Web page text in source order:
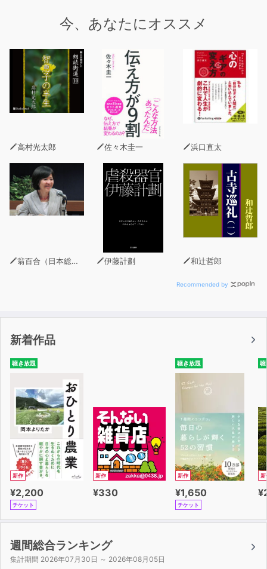
今、あなたにオススメ
高村光太郎 佐々木圭一 浜口直太
翁百合（日本総合研究所理事） 伊藤計劃 和辻哲郎
Recommended by
新着作品
聴き放題
新作
¥2,200
チケット
新作
¥330
聴き放題
新作
¥1,650
チケット
聴
新
週間総合ランキング
集計期間 2026年07月30日 ～ 2026年08月05日